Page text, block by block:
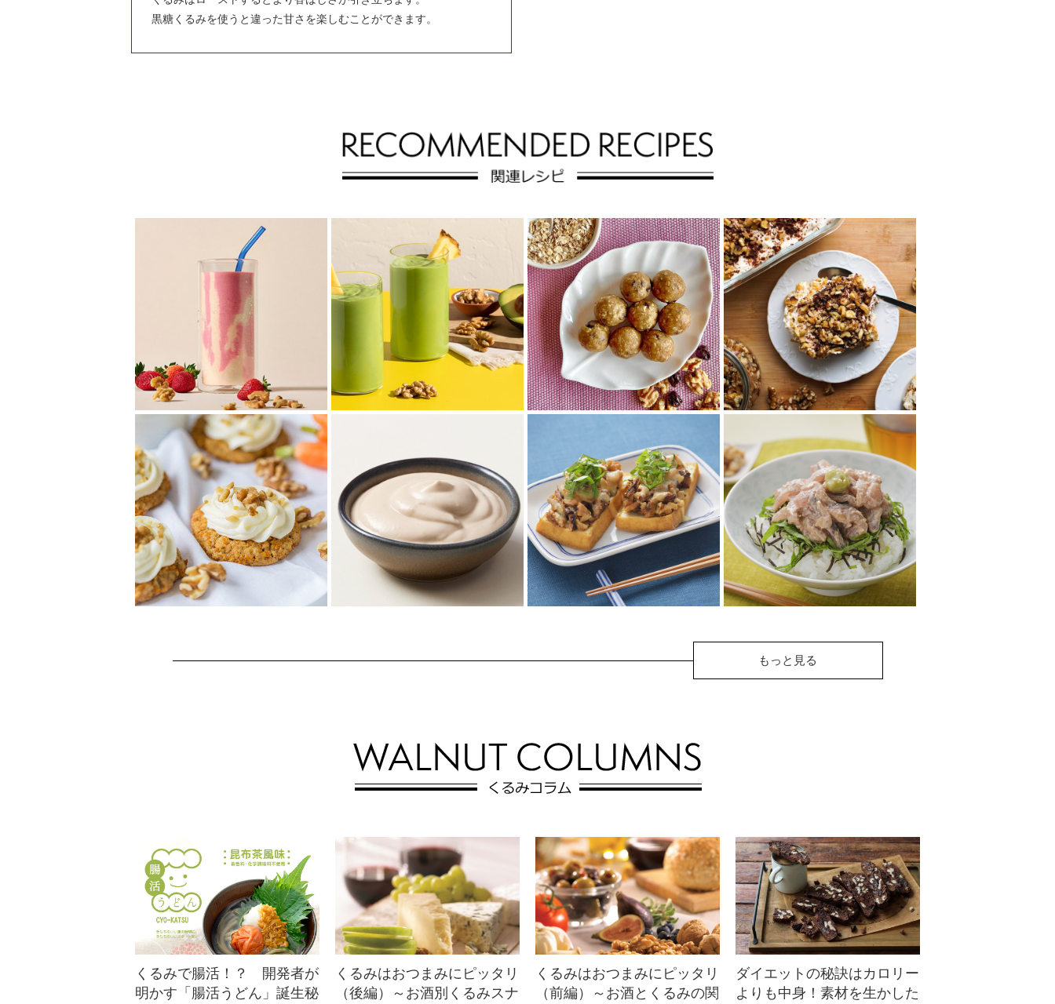
黒糖くるみを使うと違った甘さを楽しむことができます。
カリフォルニアくる
み、いちご、デーツの
スムージー
カリフォルニアくるみの香ばし
い風味が特徴なスムージー！フ
レッシュないちごとデーツの自
然な甘さで仕上げ...
み、アボカド、マンゴ
ーのスムージー
カリフォルニアくるみとクリー
ミーなアボカド、冷凍マンゴー
とパイナップルを組み合わせ
た、栄養たっぷりで...
ォルニアくるみとドラ
イチェリーのグラノー
ラバイツ
カリフォルニアくるみの歯ごた
えとドライチェリーの甘さが楽
しめるグラノーラバイツ。材料
を混ぜて冷蔵庫で...
くるみクリームのティ
ラミス
クリームにもトッピングにもく
るみが入っている、くるみづく
しのティラミス。くるみのコク
と風味豊かな味わ...
くるみといわし蒲焼缶
で照り焼き厚揚げピッ
食感でしっかり満足感。味付け
缶を使えば調味料...
あじのくるみだれ丼
もっと見る
くるみで腸活！？ 開発者が
明かす「腸活うどん」誕生秘
くるみはおつまみにピッタリ
（後編）～お酒別くるみスナ
くるみはおつまみにピッタリ
（前編）～お酒とくるみの関
ダイエットの秘訣はカロリー
よりも中身！素材を生かした